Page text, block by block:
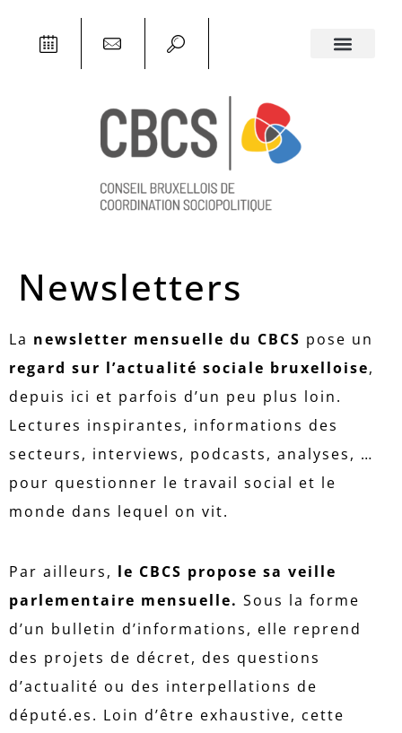
Newsletters
La newsletter mensuelle du CBCS pose un
regard sur l’actualité sociale bruxelloise,
depuis ici et parfois d’un peu plus loin.
Lectures inspirantes, informations des
secteurs, interviews, podcasts, analyses, …
pour questionner le travail social et le
monde dans lequel on vit.
Par ailleurs, le CBCS propose sa veille
parlementaire mensuelle. Sous la forme
d’un bulletin d’informations, elle reprend
des projets de décret, des questions
d’actualité ou des interpellations de
député.es. Loin d’être exhaustive, cette